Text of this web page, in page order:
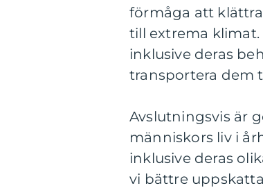
förmåga att
till extrema
inklusive deras
transportera dem
Avslutningsvis är
människors liv i
inklusive deras
vi bättre